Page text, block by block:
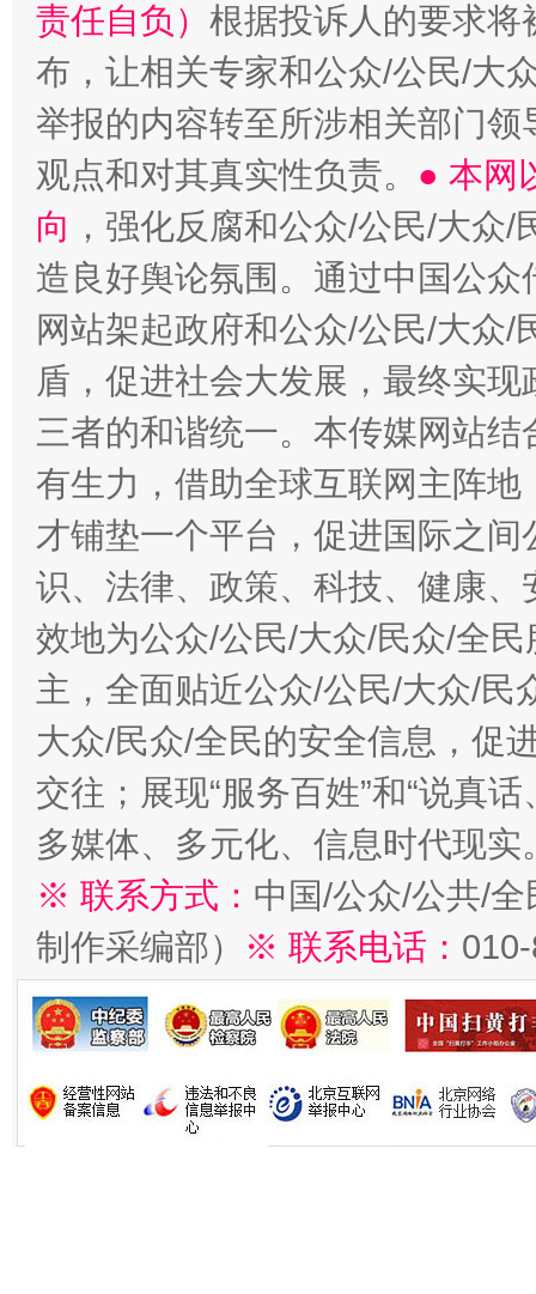
责任自负） 根据投诉人的要求将
布，让相关专家和公众/公民/大
举报的内容转至所涉相关部门
观点和对其真实性负责。 ● 本网
向 ，强化反腐和公众/公民/大众
造良好舆论氛围。通过中国公
网站架起政府和公众/公民/大众
盾，促进社会大发展，最终实
三者的和谐统一。本传媒网站
有生力，借助全球互联网主阵
才铺垫一个平台，促进国际之
识、法律、政策、科技、健康
效地为公众/公民/大众/民众/全
主，全面贴近公众/公民/大众/民
大众/民众/全民的安全信息，促
交往；展现“服务百姓”和“说真
多媒体、多元化、信息时代现实
※ 联系方式： 中国/公众/公共/
制作采编部）
※ 联系电话：